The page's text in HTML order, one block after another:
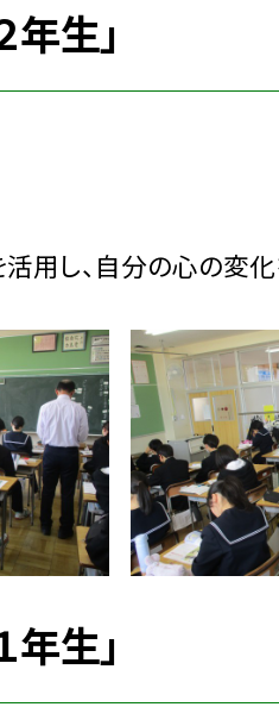
生」
活用し、自分の心の変
生」